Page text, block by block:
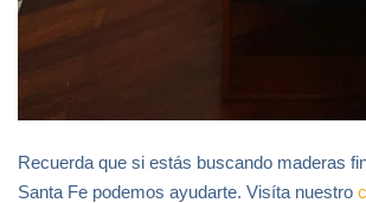
Recuerda que si estás buscando maderas
Santa Fe podemos ayudarte. Visíta nuestro